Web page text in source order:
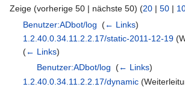
Zeige (vorherige 50 | nächste 50) (20 | 50 |
Benutzer:ADbot/log ‎(← Links)
1.2.40.0.34.11.2.2.17/static-2011-12-19
(← Links)
Benutzer:ADbot/log (← Links)
1.2.40.0.34.11.2.2.17/dynamic